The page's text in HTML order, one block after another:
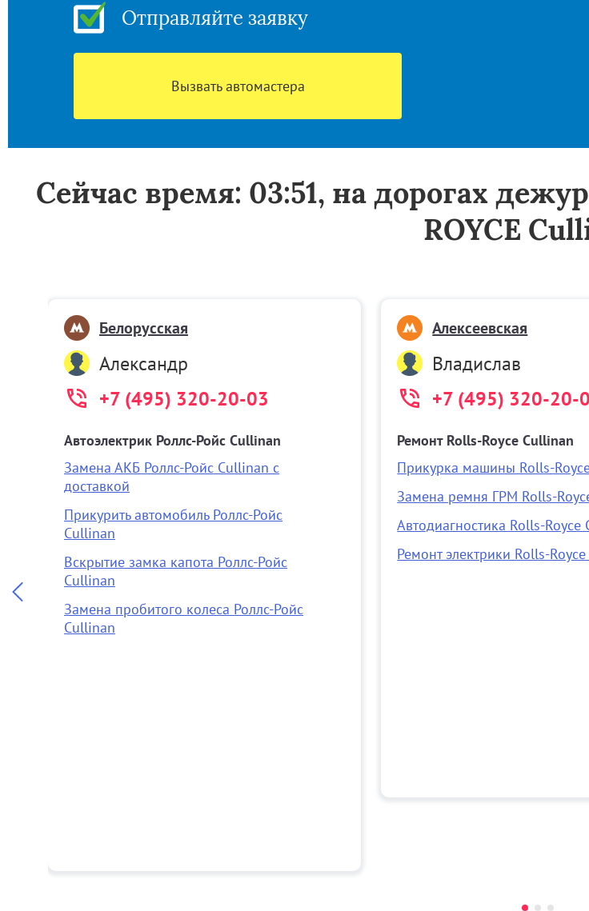
Отправляйте заявку
Вызвать автомастера
Сейчас время: 03:51, на дорогах
ROYCE
Белорусская
Александр
+7 (495) 320-20-03
Автоэлектрик Роллс-Ройс Cullinan
Замена АКБ Роллс-Ройс Cullinan с
доставкой
Прикурить автомобиль Роллс-Ройс
Cullinan
Вскрытие замка капота Роллс-Ройс
Cullinan
Замена пробитого колеса Роллс-Ройс
Cullinan
Алексеевская
Владислав
+7 (495) 320-20-
Ремонт Rolls-Royce Cullinan
Прикурка машины Rolls-
Замена ремня ГРМ Rolls-
Автодиагностика Rolls-Royce
Ремонт электрики Rolls-